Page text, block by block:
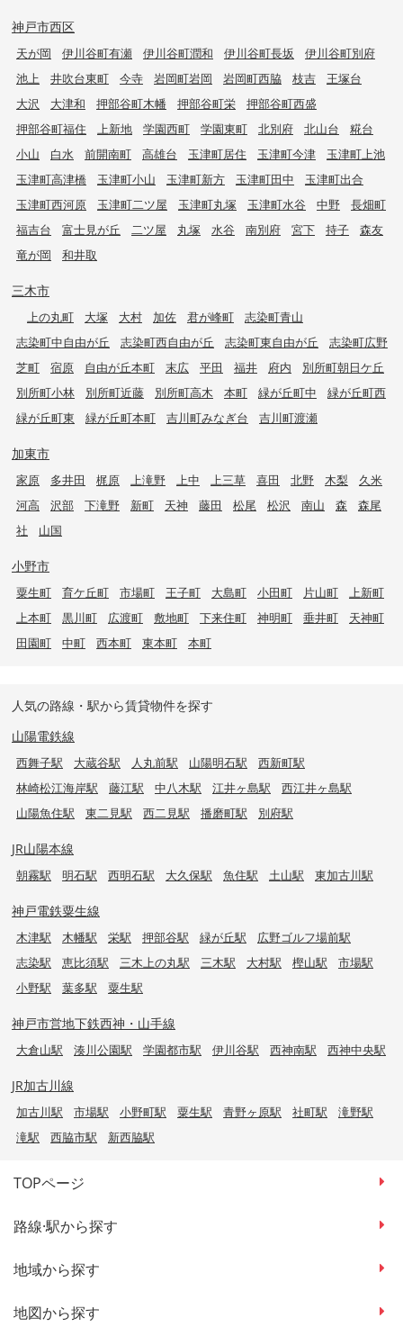
神戸市西区
天が岡 伊川谷町有瀬 伊川谷町潤和 伊川谷町長坂
伊川谷町別府
池上
井吹台東町 今寺 岩岡町岩岡 岩岡町西脇 枝吉
王塚台
大沢
大津和 押部谷町木幡 押部谷町栄
押部谷町西盛
押部谷町福住
上新地 学園西町 学園東町 北別府 北山台
糀台
小山
白水 前開南町 高雄台 玉津町居住 玉津町今津
玉津町上池
玉津町高津橋
玉津町小山 玉津町新方 玉津町田中
玉津町出合
玉津町西河原
玉津町二ツ屋 玉津町丸塚 玉津町水谷 中野
長畑町
福吉台
富士見が丘 二ツ屋 丸塚 水谷 南別府 宮下 持子
森友
竜が岡
和井取
三木市
上の丸町 大塚 大村 加佐 君が峰町
志染町青山
志染町中自由が丘
志染町西自由が丘 志染町東自由が丘
志染町広野
芝町
宿原 自由が丘本町 末広 平田 福井 府内
別所町朝日ケ丘
別所町小林
別所町近藤 別所町高木 本町 緑が丘町中
緑が丘町西
緑が丘町東
緑が丘町本町 吉川町みなぎ台 吉川町渡瀬
加東市
家原 多井田 梶原 上滝野 上中 上三草 喜田 北野 木梨
久米
河高
沢部 下滝野 新町 天神 藤田 松尾 松沢 南山 森
森尾
社
山国
小野市
粟生町 育ケ丘町 市場町 王子町 大島町 小田町 片山町
上新町
上本町
黒川町 広渡町 敷地町 下来住町 神明町 垂井町
天神町
田園町
中町 西本町 東本町 本町
人気の路線・駅から賃貸物件を探す
山陽電鉄線
西舞子駅 大蔵谷駅 人丸前駅 山陽明石駅
西新町駅
林崎松江海岸駅
藤江駅 中八木駅 江井ヶ島駅
西江井ヶ島駅
山陽魚住駅
東二見駅 西二見駅 播磨町駅 別府駅
JR山陽本線
朝霧駅 明石駅 西明石駅 大久保駅 魚住駅 土山駅 東加古川駅
神戸電鉄粟生線
木津駅 木幡駅 栄駅 押部谷駅 緑が丘駅
広野ゴルフ場前駅
志染駅
恵比須駅 三木上の丸駅 三木駅 大村駅 樫山駅
市場駅
小野駅
葉多駅 粟生駅
神戸市営地下鉄西神・山手線
大倉山駅 湊川公園駅 学園都市駅 伊川谷駅 西神南駅 西神中央駅
JR加古川線
加古川駅 市場駅 小野町駅 粟生駅 青野ヶ原駅 社町駅
滝野駅
滝駅
西脇市駅 新西脇駅
TOPページ
路線·駅から探す
地域から探す
地図から探す